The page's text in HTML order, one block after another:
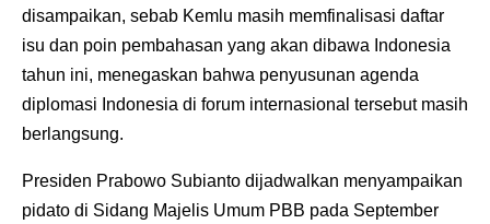
disampaikan, sebab Kemlu masih memfinalisasi daftar
isu dan poin pembahasan yang akan dibawa Indonesia
tahun ini, menegaskan bahwa penyusunan agenda
diplomasi Indonesia di forum internasional tersebut masih
berlangsung.
Presiden Prabowo Subianto dijadwalkan menyampaikan
pidato di Sidang Majelis Umum PBB pada September